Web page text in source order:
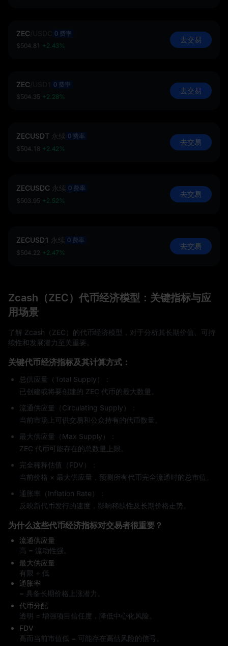
ZEC
0 费率
$504.81 +2.43%
去交易
ZEC
0 费率
$504.35 +2.28%
去交易
ZECUSDT 永续 0 费率
$504.18 +2.42%
去交易
ZECUSDC 永续 0 费率
$503.95 +2.52%
去交易
ZECUSD1 永续 0 费率
$504.22 +2.47%
去交易
Zcash（ZEC）代币经济模型：关键指标与应
用场景
了解 Zcash（ZEC）的代币经济模型，对于分析其长期价值、可持
续性和发展潜力至关重要。
关键代币经济指标及其计算方式：
总供应量（Total Supply）：
已创建或将要创建的 ZEC 代币的最大数量。
流通供应量（Circulating Supply）：
当前市场上可供交易和公众持有的代币数量。
最大供应量（Max Supply）：
ZEC 代币可能存在的总数量上限。
完全稀释估值（FDV）：
当前价格 × 最大供应量，预测所有代币完全流通时的总市值。
通胀率（Inflation Rate）：
反映新代币发行的速度，影响稀缺性及长期价格走势。
为什么这些代币经济指标对交易者很重要？
流通供应量
高 = 流动性强。
最大供应量
有限 + 低
通胀率
= 具备长期价格上涨潜力。
代币分配
透明 = 增强项目信任度，降低中心化风险。
FDV
高而当前市值低 = 可能存在高估风险的信号。